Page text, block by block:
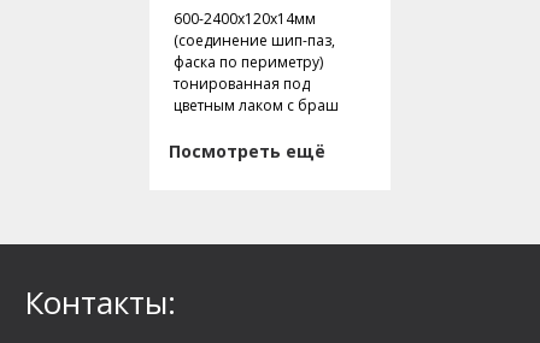
600-2400х120х14мм
(соединение шип-паз,
фаска по периметру)
тонированная под
цветным лаком с браш
Посмотреть ещё
Контакты: